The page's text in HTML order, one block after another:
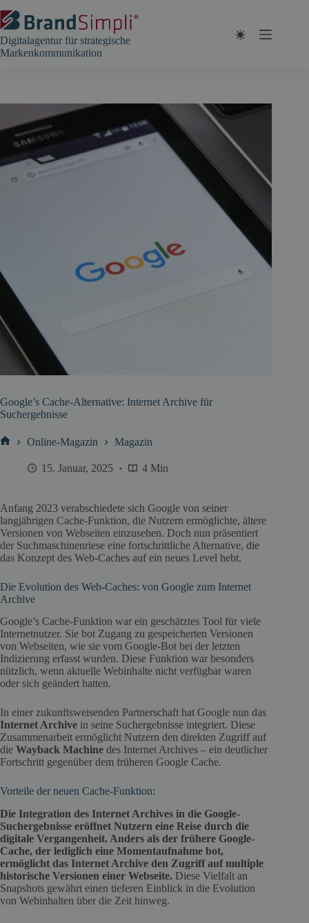
Inhalt
springen
Digitalagentur für strategische
Markenkommunikation
Google’s Cache-Alternative: Internet Archive für
Suchergebnisse
Online-Magazin Magazin
15. Januar, 2025 4 Min
Anfang 2023 verabschiedete sich Google von seiner
langjährigen Cache-Funktion, die Nutzern ermöglichte, ältere
Versionen von Webseiten einzusehen. Doch nun präsentiert
der Suchmaschinenriese eine fortschrittliche Alternative, die
das Konzept des Web-Caches auf ein neues Level hebt.
Die Evolution des Web-Caches: von Google zum Internet
Archive
Google’s Cache-Funktion war ein geschätztes Tool für viele
Internetnutzer. Sie bot Zugang zu gespeicherten Versionen
von Webseiten, wie sie vom Google-Bot bei der letzten
Indizierung erfasst wurden. Diese Funktion war besonders
nützlich, wenn aktuelle Webinhalte nicht verfügbar waren
oder sich geändert hatten.
In einer zukunftsweisenden Partnerschaft hat Google nun das
Internet Archive in seine Suchergebnisse integriert. Diese
Zusammenarbeit ermöglicht Nutzern den direkten Zugriff auf
die Wayback Machine des Internet Archives – ein deutlicher
Fortschritt gegenüber dem früheren Google Cache.
Vorteile der neuen Cache-Funktion:
Die Integration des Internet Archives in die Google-
Suchergebnisse eröffnet Nutzern eine Reise durch die
digitale Vergangenheit. Anders als der frühere Google-
Cache, der lediglich eine Momentaufnahme bot,
ermöglicht das Internet Archive den Zugriff auf multiple
historische Versionen einer Webseite. Diese Vielfalt an
Snapshots gewährt einen tieferen Einblick in die Evolution
von Webinhalten über die Zeit hinweg.